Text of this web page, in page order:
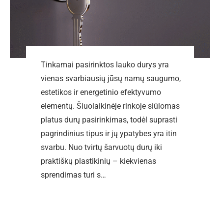
Tinkamai pasirinktos lauko durys yra
vienas svarbiausių jūsų namų saugumo,
estetikos ir energetinio efektyvumo
elementų. Šiuolaikinėje rinkoje siūlomas
platus durų pasirinkimas, todėl suprasti
pagrindinius tipus ir jų ypatybes yra itin
svarbu. Nuo tvirtų šarvuotų durų iki
praktiškų plastikinių – kiekvienas
sprendimas turi s…